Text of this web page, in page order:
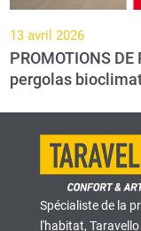
13 avril 2026
PROMOTIONS
pergolas
Spécialiste de la
l'habitat,